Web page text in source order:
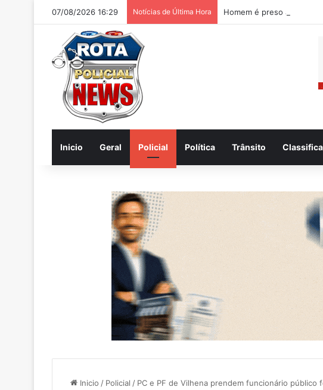
07/08/2026 16:29 Notícias de Última Hora Homem é preso após ser
Inicio Geral Policial Política Trânsito
Inicio / Policial / PC e PF de Vilhena prendem funcionário